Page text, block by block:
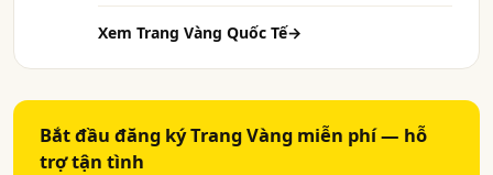
Xem Trang Vàng Quốc Tế→
Bắt đầu đăng ký Trang Vàng miễn phí — hỗ
trợ tận tình